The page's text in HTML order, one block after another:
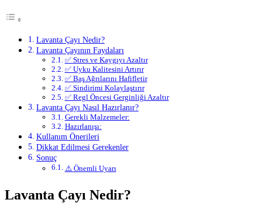
Lavanta Çayı Nedir?
Lavanta Çayının Faydaları
✅ Stres ve Kaygıyı Azaltır
✅ Uyku Kalitesini Artırır
✅ Baş Ağrılarını Hafifletir
✅ Sindirimi Kolaylaştırır
✅ Regl Öncesi Gerginliği Azaltır
Lavanta Çayı Nasıl Hazırlanır?
Gerekli Malzemeler:
Hazırlanışı:
Kullanım Önerileri
Dikkat Edilmesi Gerekenler
Sonuç
⚠️ Önemli Uyarı
Lavanta Çayı Nedir?